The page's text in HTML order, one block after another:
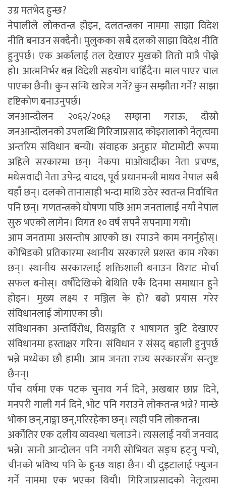
उग्र मतभेद हुन्छ?
नेपालीले लोकतन्त्र होइन, दलतन्त्रका नाममा साझा विदेश
नीति बनाउन सक्दैनौ। मुलुकका सबै दलको साझा विदेश नीति
हुनुपर्छ। एक अर्कालाई तल देखाएर मुखको तितो मात्रै पोख्ने
हो। आत्मनिर्भर बन्न विदेशी सहयोग चाहिँदैन। माल पाएर चाल
पाएका छैनौ। कुन सन्धि खारेज गर्ने? कुन सम्झौता गर्ने? साझा
दृष्टिकोण बनाउनुपर्छ।
जनआन्दोलन २०६२/२०६३ सम्झना गराऊ, दोस्रो
जनआन्दोलनको उपलब्धि गिरिजाप्रसाद कोइरालाको नेतृत्वमा
अन्तरिम संविधान बन्यो। संवाहक अनुहार मोटामोटी रूपमा
अहिले सरकारमा छन्। नेकपा माओवादीका नेता प्रचण्ड,
मधेसवादी नेता उपेन्द्र यादव, पूर्व प्रधानमन्त्री माधव नेपाल सबै
यहाँ छन्। दलको तानासाही भन्दा माथि उठेर स्वतन्त्र निर्वाचित
पनि छन्। गणतन्त्रको घोषणा पछि आम जनतालाई नयाँ नेपाल
सुरु भएको लागेन। विगत १० वर्ष सपनै सपनामा गयो।
आम जनतामा असन्तोष आएको छ। रमाउने काम नगर्नुहोस्।
कोभिडको प्रतिकारमा स्थानीय सरकारले प्रशस्त काम गरेका
छन्। स्थानीय सरकारलाई शक्तिशाली बनाउन विराट मोर्चा
सफल बनोस्। वर्षौँदेखिको बेथिति एकै दिनमा समाधान हुने
होइन। मुख्य लक्ष्य र मञ्जिल के हो? बढो प्रयास गरेर
संविधानलाई जोगाएका छौ।
संविधानका अन्तर्विरोध, विसङ्गति र भाषागत त्रुटि देखाएर
संविधानमा हस्ताक्षर गरिन। संविधान र संसद् बहाली हुनुपर्छ
भन्ने मध्येका छौ हामी। आम जनता राज्य सरकारसँग सन्तुष्ट
छैनन्।
पाँच वर्षमा एक पटक चुनाव गर्न दिने, अखबार छाप्न दिने,
मनपरी गाली गर्न दिने, भोट पनि गराउने लोकतन्त्र भन्ने? मान्छे
भोका छन्,नाङ्गा छन्,मरिरहेका छन्। त्यही पनि लोकतन्त्र।
अर्कोतिर एक दलीय व्यवस्था चलाउने। त्यसलाई नयाँ जनवाद
भन्ने। सानो आन्दोलन पनि नगरी सोभियत सङ्घ हट्नु पर्‍यो,
चीनको भविष्य पनि के हुन्छ थाहा छैन। यी दुइटालाई फ्युजन
गर्ने नाममा एक भएका थियौ। गिरिजाप्रसादको नेतृत्वमा